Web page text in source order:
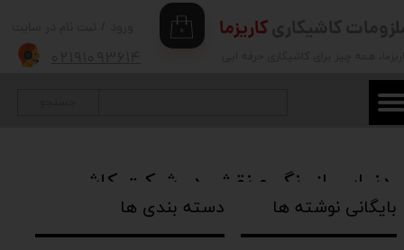
۰
تغییر گذر واژه
سفارشات
کاریزما
دنیایی از رنگ و نقش در شرکت کاشی
کاریزما
۱۴ خرداد ۱۳۹۸ charisma tile news،all blog news
بایگانی نوشته ها دسته بندی ها